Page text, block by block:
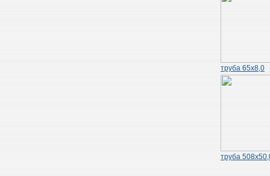
труба 65х8,0
труба